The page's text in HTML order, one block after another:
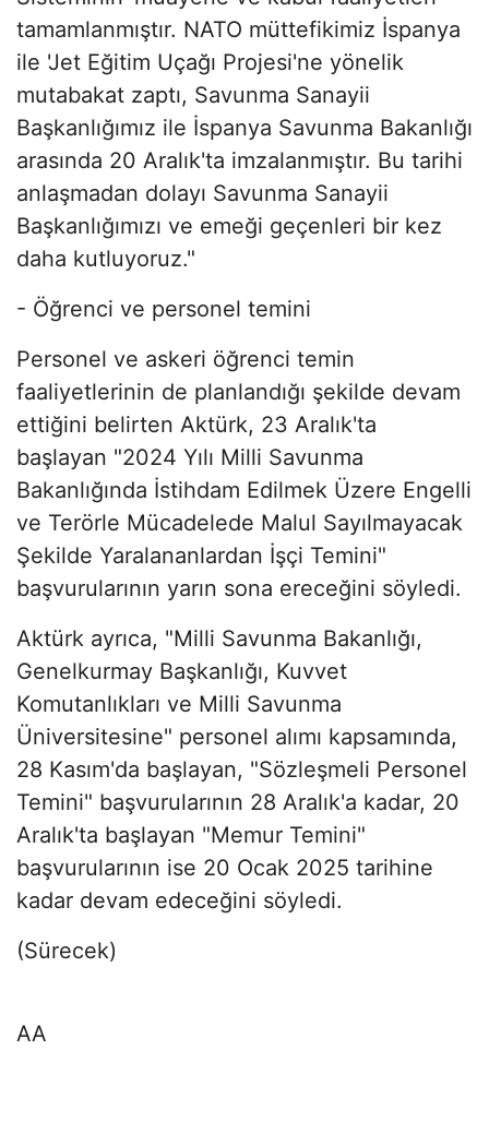
tamamlanmıştır. NATO müttefikimiz İspanya
ile 'Jet Eğitim Uçağı Projesi'ne yönelik
mutabakat zaptı, Savunma Sanayii
Başkanlığımız ile İspanya Savunma Bakanlığı
arasında 20 Aralık'ta imzalanmıştır. Bu tarihi
anlaşmadan dolayı Savunma Sanayii
Başkanlığımızı ve emeği geçenleri bir kez
daha kutluyoruz."
- Öğrenci ve personel temini
Personel ve askeri öğrenci temin
faaliyetlerinin de planlandığı şekilde devam
ettiğini belirten Aktürk, 23 Aralık'ta
başlayan "2024 Yılı Milli Savunma
Bakanlığında İstihdam Edilmek Üzere Engelli
ve Terörle Mücadelede Malul Sayılmayacak
Şekilde Yaralananlardan İşçi Temini"
başvurularının yarın sona ereceğini söyledi.
Aktürk ayrıca, "Milli Savunma Bakanlığı,
Genelkurmay Başkanlığı, Kuvvet
Komutanlıkları ve Milli Savunma
Üniversitesine" personel alımı kapsamında,
28 Kasım'da başlayan, "Sözleşmeli Personel
Temini" başvurularının 28 Aralık'a kadar, 20
Aralık'ta başlayan "Memur Temini"
başvurularının ise 20 Ocak 2025 tarihine
kadar devam edeceğini söyledi.
(Sürecek)
AA